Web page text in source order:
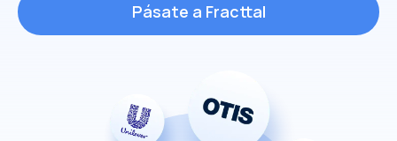
Pásate a Fracttal